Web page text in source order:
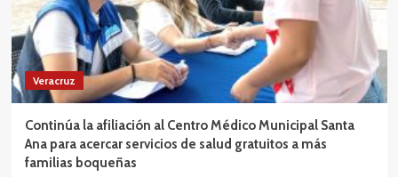
Veracruz
Continúa la afiliación al Centro Médico Municipal Santa
Ana para acercar servicios de salud gratuitos a más
familias boqueñas